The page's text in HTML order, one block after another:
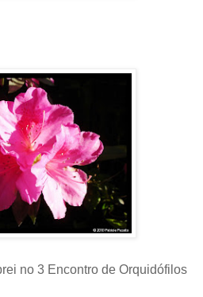
no 3 Encontro de Orquidófilos